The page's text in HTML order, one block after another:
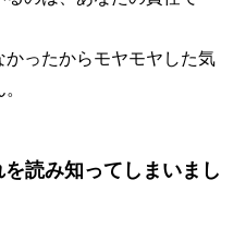
ったからモヤモヤした気
読み知ってしまいまし